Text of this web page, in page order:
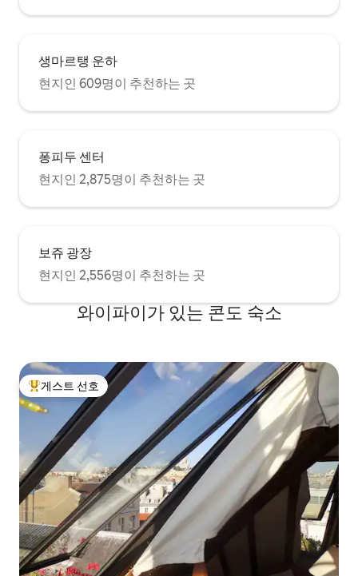
생마르탱 운하
현지인 609명이 추천하는 곳
퐁피두 센터
현지인 2,875명이 추천하는 곳
보쥬 광장
현지인 2,556명이 추천하는 곳
와이파이가 있는 콘도 숙소
상위 게스트 선호
게스트 선호